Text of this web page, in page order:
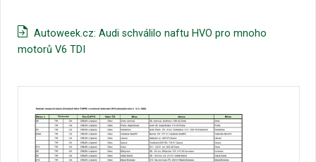
Autoweek.cz: Audi schválilo naftu HVO pro mnoho
motorů V6 TDI